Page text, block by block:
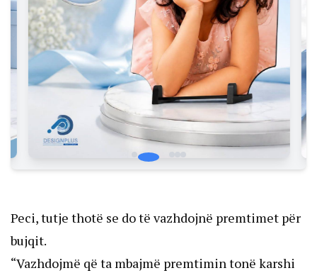
Peci, tutje thotë se do të vazhdojnë premtimet për
bujqit.
“Vazhdojmë që ta mbajmë premtimin tonë karshi